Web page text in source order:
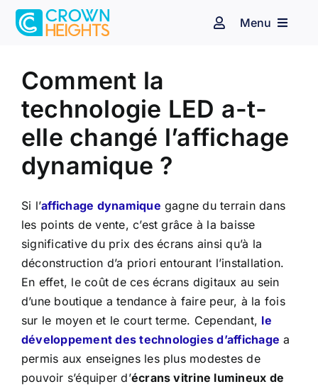
Passer
Navigation
Audiovisuel
Menu
Identité sonore
Secteurs d’activité
Nos clients
Blog
Contact
l'image
agrandie
Comment la
technologie LED a-t-
elle changé l’affichage
dynamique ?
Si l’affichage dynamique gagne du terrain dans
les points de vente, c’est grâce à la baisse
significative du prix des écrans ainsi qu’à la
déconstruction d’a priori entourant l’installation.
En effet, le coût de ces écrans digitaux au sein
d’une boutique a tendance à faire peur, à la fois
sur le moyen et le court terme. Cependant, le
développement des technologies d’affichage a
permis aux enseignes les plus modestes de
pouvoir s’équiper d’écrans vitrine lumineux de